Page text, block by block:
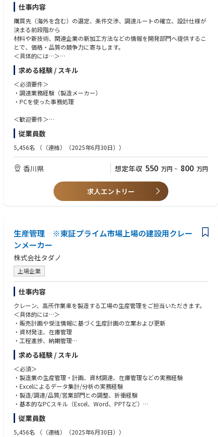
仕事内容
購買先（海外を含む）の選定、条件交渉、調達ルートの確立、設計仕様が
決まる前段階から
材料や新技術、関連企業の新加工方法などの情報を開発部門へ提供するこ
とで、価格・品質の競争力に寄与します。
＜具体的には…＞
・既存部品のVEによるコストダウン
・クレーン部品調達（国内・海外）採用のため、社内関係部署への提案
・当社、製作図面とサプライヤ見積りとの妥当性検証（査定）
・品質に関する社内窓口業務（社内品質関係部署との連携）
・当社指定納期に対する納期管理
調達する部品の機能やお客様から求められる品質・技術は日進月歩で進化
しています。
購買先と対等に交渉を進めるためには、最新の情報を逐次取り入れ、常に
学習し、成長し続ける姿勢が求められます。
求める経験 / スキル
＜必須要件＞
・調達業務経験（製造メーカー）
・PCを使った事務処理
＜歓迎要件＞
・海外サプライヤとの交渉（英語）
・VEリーダー
・溶接構造物、機械加工品、自動車部品/油圧部品、電子部品等の知識
従業員数
5,456名 （（連結）（2025年6月30日））
香川県 想定年収 550 万円 ~ 800 万円
求人エントリー
生産管理 ※東証プライム市場上場の建設用クレー
ンメーカー
株式会社タダノ
上場企業
仕事内容
クレーン、高所作業車を製造する工場の生産管理をご担当いただきます。
＜具体的には…＞
・販売計画や受注情報に基づく生産計画の立案および更新
・資材発注、在庫管理
・工程進捗、納期管理
・実績データ分析と改善課題抽出
・関係部門連携によるトラブル対応
・生産管理システムやExcelを用いたデータ登録およびメンテナンス
◆業務のやりがい・魅力
あらゆる生産要素（人、工程、部品など）に目を配り、工場を円滑に動か
す司令塔しての役割を果たすことができます。
できます。
求める経験 / スキル
＜必須＞
・製造業の生産管理・計画、資材調達、在庫管理などの実務経験
・Excelによるデータ集計/分析の実務経験
・製造/調達/品質/営業部門との調整、折衝経験
・基本的なPCスキル（Excel、Word、PPTなど）
＜歓迎＞
・生産計画立案/進捗・納期管理、工程調整の経験者
・資材や原材料の購買・調達業務、在庫最適化の経験
従業員数
5,456名 （（連結）（2025年6月30日））